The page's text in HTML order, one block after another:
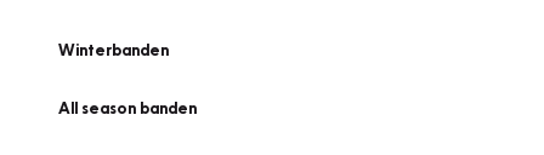
Winterbanden
All season banden